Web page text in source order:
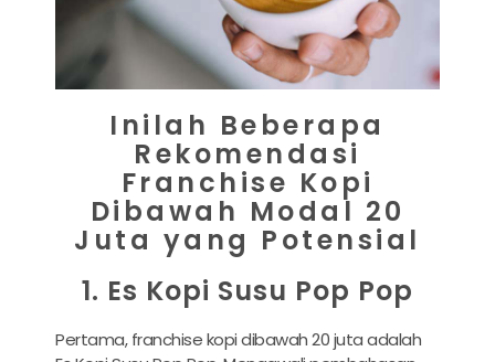
Inilah Beberapa
Rekomendasi
Franchise Kopi
Dibawah Modal 20
Juta yang Potensial
1. Es Kopi Susu Pop Pop
Pertama, franchise kopi dibawah 20 juta adalah